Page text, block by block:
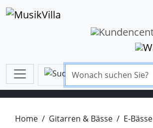
Home Gitarren & Bässe E-Bässe